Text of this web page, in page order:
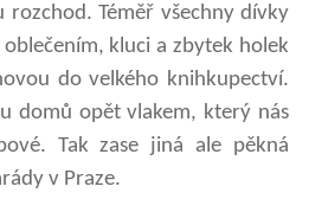
rozchod. Téměř všechny dívky
kluci a zbytek holek
do velkého knihkupectví.
domů opět vlakem, který nás
Tak zase jiná ale pěkná
v Praze.